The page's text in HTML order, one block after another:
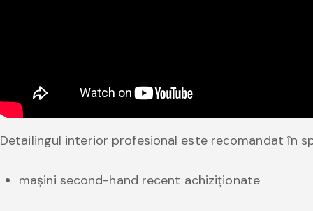
Detailingul interior profesional este recomandat în
mașini second-hand recent achiziționate